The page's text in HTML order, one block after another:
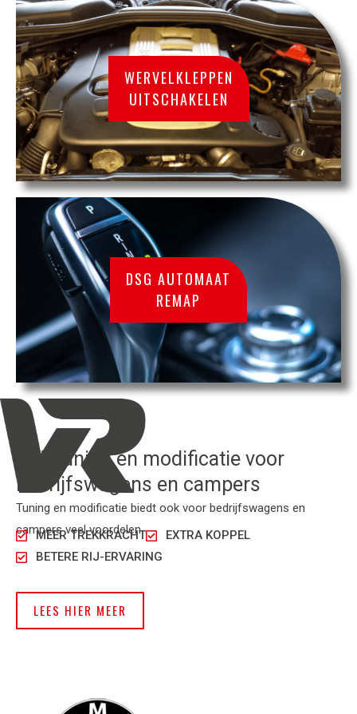
WERVELKLEPPEN
UITSCHAKELEN
DSG AUTOMAAT
REMAP
Chiptuning en modificatie voor
bedrijfswagens en campers
Tuning en modificatie biedt ook voor bedrijfswagens en
campers veel voordelen.
MEER TREKKRACHT
EXTRA KOPPEL
BETERE RIJ-ERVARING
LEES HIER MEER